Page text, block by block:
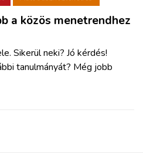
a közös menetrendhez
Sikerül neki? Jó kérdés!
tanulmányát? Még jobb